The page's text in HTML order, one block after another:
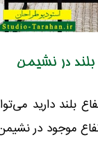
بلند دارید
موجود در